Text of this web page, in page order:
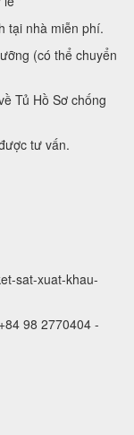
tại nhà miễn phí.
(có thể chuyển
Tủ Hồ Sơ chống
tư vấn.
sat-xuat-khau-
98 2770404 -